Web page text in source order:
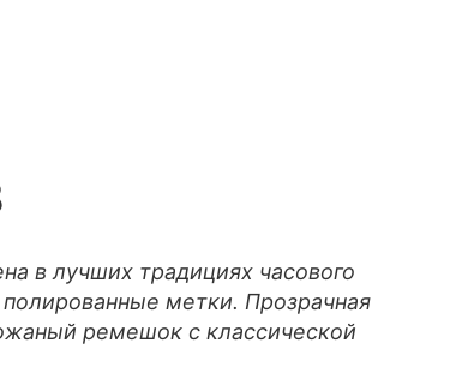
в лучших традициях часового
метки. Прозрачная
ремешок с классической